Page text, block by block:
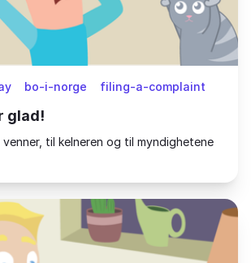
bo-i-norge filing-a-complaint
glad!
til kelneren og til myndighetene